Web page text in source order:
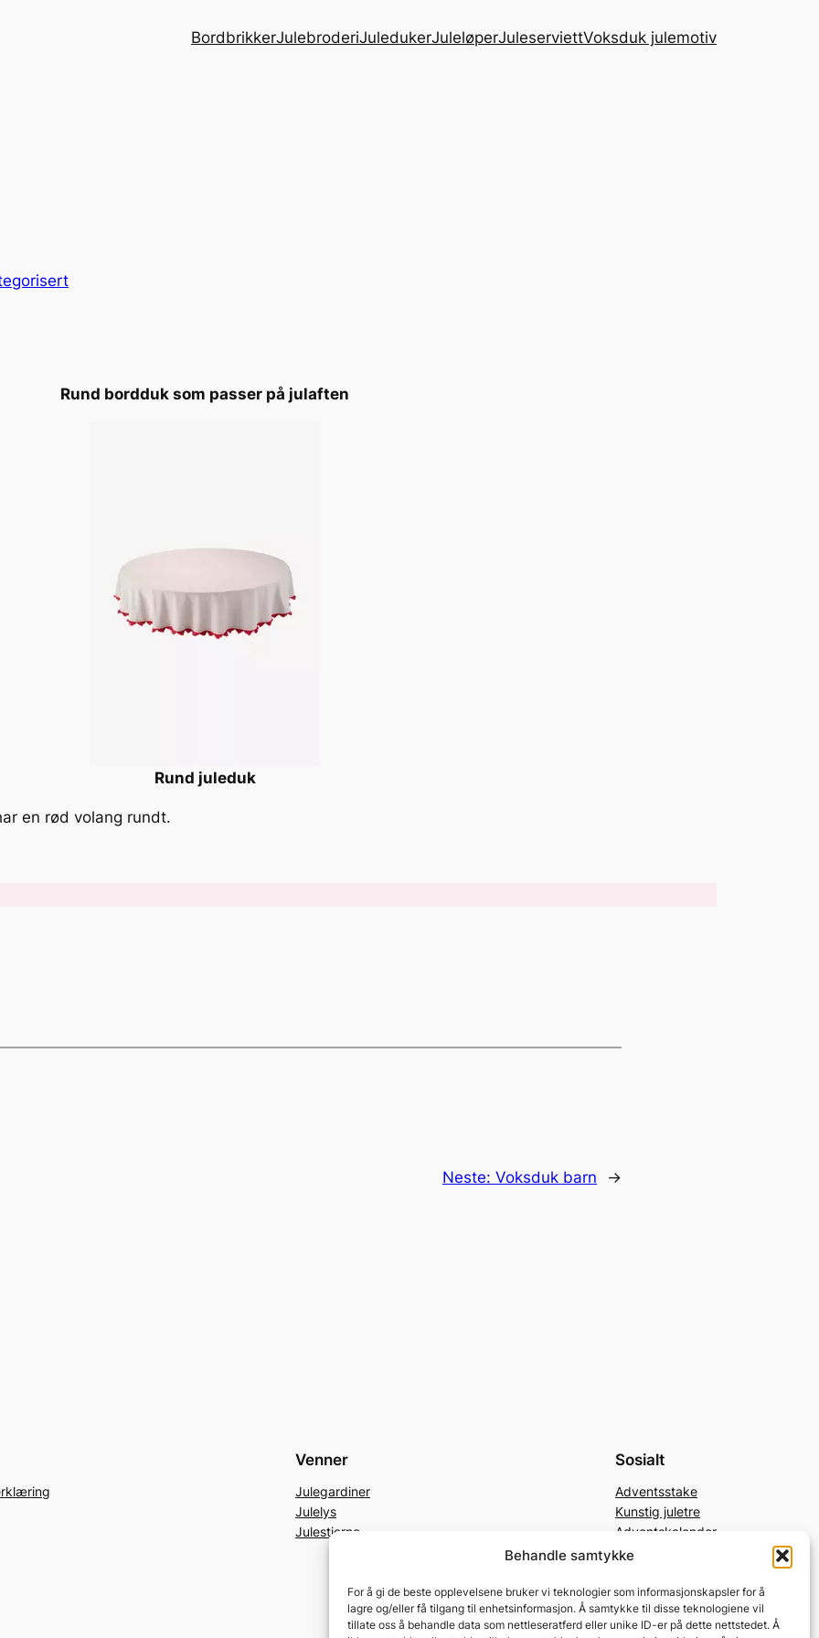
Behandle samtykke
For å gi de beste opplevelsene bruker vi teknologier som informasjonskapsler for å
lagre og/eller få tilgang til enhetsinformasjon. Å samtykke til disse teknologiene vil
tillate oss å behandle data som nettleseratferd eller unike ID-er på dette nettstedet. Å
BordbrikkerJulebroderiJuledukerJuleløperJuleserviettVoksduk julemotiv
Rund bordduk som passer på julaften
Rund juleduk
en rød volang rundt.
Neste: Voksduk barn →
Venner
Julegardiner
Julelys
Julestjerne
Sosialt
Adventsstake
Kunstig juletre
Adventskalender